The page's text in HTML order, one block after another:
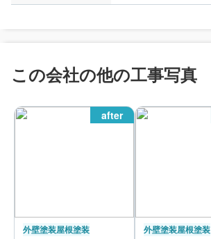
この会社の他の工事写真
after
外壁塗装屋根塗装 外壁塗装屋根塗装